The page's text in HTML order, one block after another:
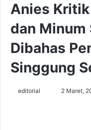
Anies
dan Minum
Dibahas
Singgung
editorial 2 Maret,